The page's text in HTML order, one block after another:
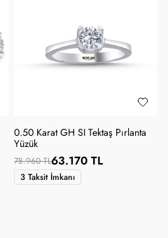
0.50 Karat GH SI Tektaş Pırlanta
Yüzük
78.960 TL63.170 TL
3 Taksit İmkanı